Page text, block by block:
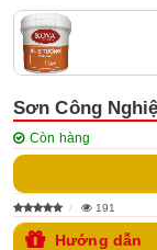
Sơn Công
Còn hàng
191
Hướng dẫn